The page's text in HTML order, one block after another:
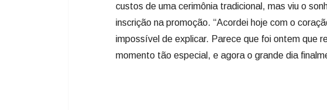
custos de uma cerimônia tradicional, mas viu o
inscrição na promoção. “Acordei hoje com o
impossível de explicar. Parece que foi ontem que
momento tão especial, e agora o grande dia